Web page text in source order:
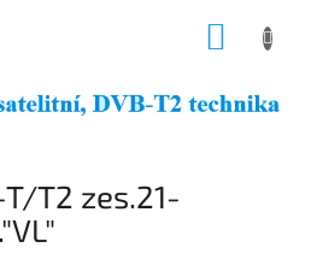
T2 zes.21-